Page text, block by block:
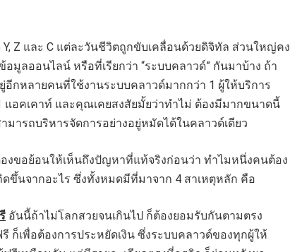
Z และ C แต่ละวันชีวิตถูกขับเคลื่อนด้วยดิจิทัล ส่วนใหญ่คง
อมูลออนไลน์ หรือที่เรียกว่า “ระบบคลาวด์” กันมาบ้าง ถ้า
อีกหลายคนที่ใช้งานระบบคลาวด์มากกว่า 1 ผู้ให้บริการ
แอคเคาท์ และคุณเคยสงสัยมั้ยว่าทำไม่ ต้องมีมากขนาดนี้
ารถบริหารจัดการอย่างอยู่หมัดได้ในคลาวด์เดียว
งขอย้อนให้เห็นถึงปัญหาที่แท้จริงก่อนว่า ทำไมหนึ่งคนต้อง
ดขึ้นจากอะไร ซึ่งทั้งหมดมีที่มาจาก 4 สาเหตุหลัก คือ
อันนี้ถ้าไม่โลกสวยจนเกินไป ก็ต้องยอมรับกันตามตรง
ก็เพื่อต้องการประหยัดเงิน ซึ่งระบบคลาวด์ของทุกผู้ให้